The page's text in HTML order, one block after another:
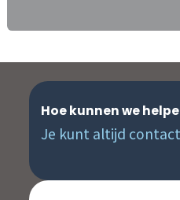
Hoe kunnen we
Je kunt altijd